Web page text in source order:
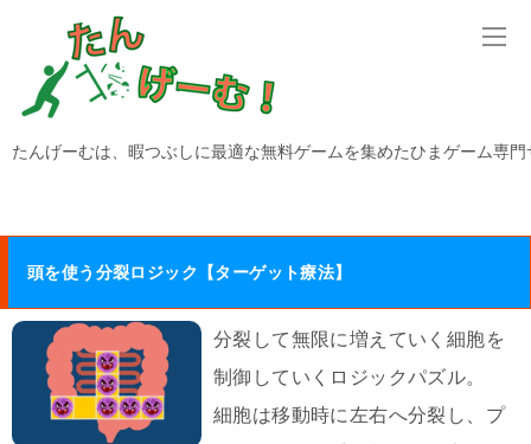
たんげーむは、暇つぶしに最適な無料ゲームを集めたひまゲーム専
頭を使う分裂ロジック【ターゲット療法】
分裂して無限に増えていく細胞を
制御していくロジックパズル。
細胞は移動時に左右へ分裂し、プ